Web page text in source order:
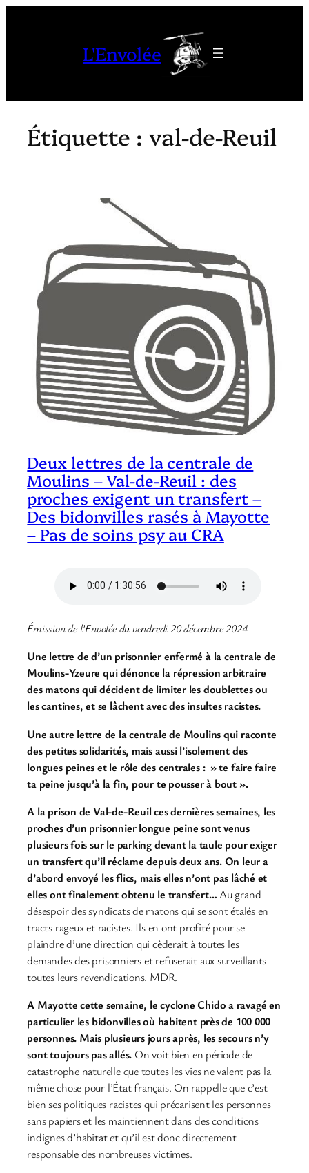
L'Envolée
Étiquette :val-de-Reuil
Deux lettres de la centrale de
Moulins – Val-de-Reuil : des
proches exigent un transfert –
Des bidonvilles rasés à Mayotte
– Pas de soins psy au CRA
Émission de l’Envolée du vendredi 20 décembre 2024
Une lettre de d’un prisonnier enfermé à la centrale de
Moulins-Yzeure qui dénonce la répression arbitraire
des matons qui décident de limiter les doublettes ou
les cantines, et se lâchent avec des insultes racistes.
Une autre lettre de la centrale de Moulins qui raconte
des petites solidarités, mais aussi l’isolement des
longues peines et le rôle des centrales : » te faire faire
ta peine jusqu’à la fin, pour te pousser à bout ».
A la prison de Val-de-Reuil ces dernières semaines, les
proches d’un prisonnier longue peine sont venus
plusieurs fois sur le parking devant la taule pour exiger
un transfert qu’il réclame depuis deux ans. On leur a
d’abord envoyé les flics, mais elles n’ont pas lâché et
elles ont finalement obtenu le transfert… Au grand
désespoir des syndicats de matons qui se sont étalés en
tracts rageux et racistes. Ils en ont profité pour se
plaindre d’une direction qui cèderait à toutes les
demandes des prisonniers et refuserait aux surveillants
toutes leurs revendications. MDR.
A Mayotte cette semaine, le cyclone Chido a ravagé en
particulier les bidonvilles où habitent près de 100 000
personnes. Mais plusieurs jours après, les secours n’y
sont toujours pas allés. On voit bien en période de
catastrophe naturelle que toutes les vies ne valent pas la
même chose pour l’État français. On rappelle que c’est
bien ses politiques racistes qui précarisent les personnes
sans papiers et les maintiennent dans des conditions
indignes d’habitat et qu’il est donc directement
responsable des nombreuses victimes.